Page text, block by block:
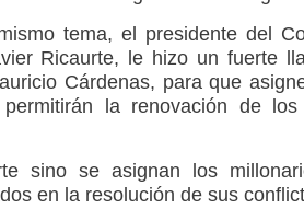
tema, el presidente del
Ricaurte, le hizo un fuerte
Cárdenas, para que
la renovación de
sino se asignan los
en la resolución de sus